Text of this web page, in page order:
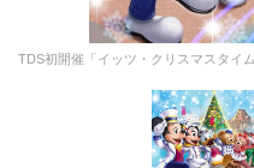
TDS初開催「イッツ・クリスマスタイ